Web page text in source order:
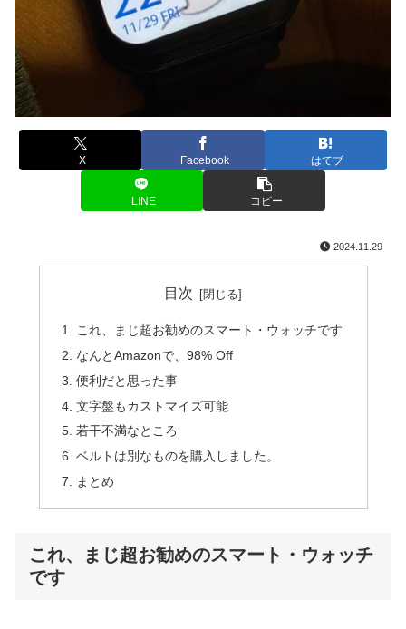
X Facebook はてブ
LINE コピー
2024.11.29
目次
これ、まじ超お勧めのスマート・ウォッチです
なんとAmazonで、98% Off
便利だと思った事
文字盤もカストマイズ可能
若干不満なところ
ベルトは別なものを購入しました。
まとめ
これ、まじ超お勧めのスマート・ウォッチ
です